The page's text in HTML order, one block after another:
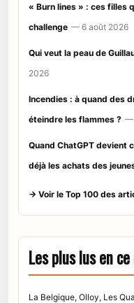
« Burn lines » : ces filles
challenge — 6 août 2026
Qui veut la peau de
2026
Incendies : à quand des
éteindre les flammes ? —
Quand ChatGPT devient
déjà les achats des
→ Voir le Top 100 des
Les plus lus en
La Belgique, Olloy, Les